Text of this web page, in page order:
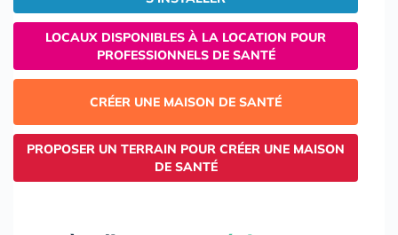
LOCAUX DISPONIBLES À LA LOCATION POUR
PROFESSIONNELS DE SANTÉ
CRÉER UNE MAISON DE SANTÉ
PROPOSER UN TERRAIN POUR CRÉER UNE MAISON
DE SANTÉ